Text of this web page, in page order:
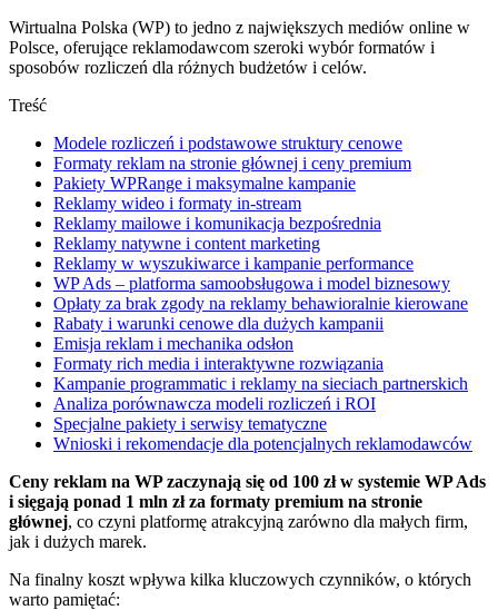
Wirtualna Polska (WP) to jedno z największych mediów online w
Polsce, oferujące reklamodawcom szeroki wybór formatów i
sposobów rozliczeń dla różnych budżetów i celów.
Treść
Modele rozliczeń i podstawowe struktury cenowe
Formaty reklam na stronie głównej i ceny premium
Pakiety WPRange i maksymalne kampanie
Reklamy wideo i formaty in‑stream
Reklamy mailowe i komunikacja bezpośrednia
Reklamy natywne i content marketing
Reklamy w wyszukiwarce i kampanie performance
WP Ads – platforma samoobsługowa i model biznesowy
Opłaty za brak zgody na reklamy behawioralnie kierowane
Rabaty i warunki cenowe dla dużych kampanii
Emisja reklam i mechanika odsłon
Formaty rich media i interaktywne rozwiązania
Kampanie programmatic i reklamy na sieciach partnerskich
Analiza porównawcza modeli rozliczeń i ROI
Specjalne pakiety i serwisy tematyczne
Wnioski i rekomendacje dla potencjalnych reklamodawców
Ceny reklam na WP zaczynają się od 100 zł w systemie WP Ads
i sięgają ponad 1 mln zł za formaty premium na stronie
głównej, co czyni platformę atrakcyjną zarówno dla małych firm,
jak i dużych marek.
Na finalny koszt wpływa kilka kluczowych czynników, o których
warto pamiętać: